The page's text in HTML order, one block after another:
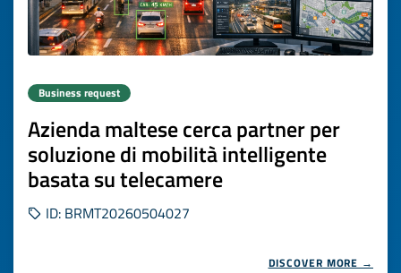
Business request
Azienda maltese cerca partner per
soluzione di mobilità intelligente
basata su telecamere
ID: BRMT20260504027
DISCOVER MORE →